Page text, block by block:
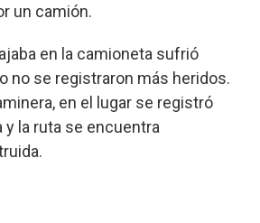
un camión.
en la camioneta sufrió
no se registraron más heridos.
en el lugar se registró
y la ruta se encuentra